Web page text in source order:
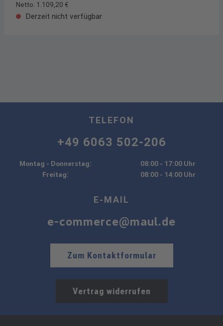
Netto: 1.109,20 €
Derzeit nicht verfügbar
TELEFON
+49 6063 502-206
Montag - Donnerstag:
08:00 - 17:00 Uhr
Freitag:
08:00 - 14:00 Uhr
E-MAIL
e-commerce@maul.de
Zum Kontaktformular
Vertrag widerrufen